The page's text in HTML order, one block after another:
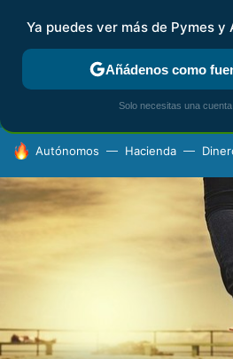
FISCALIDAD Y CONTABILIDAD
HOY SE HABLA DE
Autónomos Hacienda
Ya puedes ver más de Pymes y
Añádenos como
Solo necesitas una